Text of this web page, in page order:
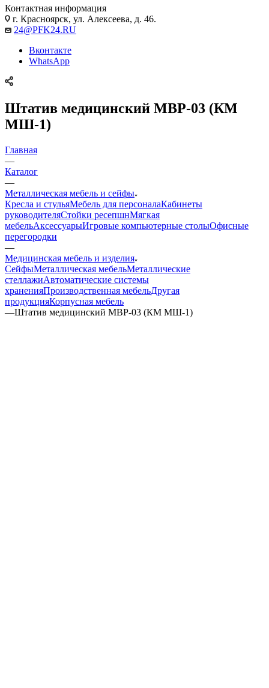
Контактная информация
г. Красноярск, ул. Алексеева, д. 46.
24@PFK24.RU
Вконтакте
WhatsApp
Штатив медицинский MBP-03 (КМ
МШ-1)
Главная
—
Каталог
—
Металлическая мебель и сейфы
Кресла и стульяМебель для персоналаКабинеты
руководителяСтойки ресепшнМягкая
мебельАксессуарыИгровые компьютерные столыОфисные
перегородки
—
Медицинская мебель и изделия
СейфыМеталлическая мебельМеталлические
стеллажиАвтоматические системы
храненияПроизводственная мебельДругая
продукцияКорпусная мебель
—Штатив медицинский MBP-03 (КМ МШ-1)